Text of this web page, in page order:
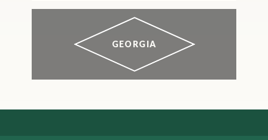
GEORGIA